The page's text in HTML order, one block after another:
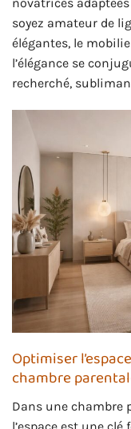
soyez amateur de
élégantes, le
l’élégance se
recherché,
Optimiser
chambre
Dans une chambre
l’espace est une